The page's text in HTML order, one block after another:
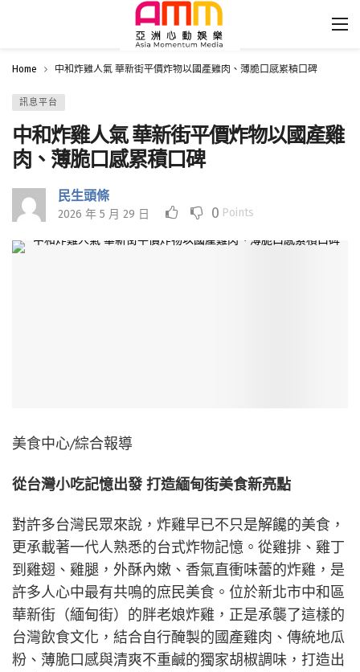
Home 中和炸雞人氣 華新街平價炸物以國產雞肉、薄脆口感累積口碑
訊息平台
中和炸雞人氣 華新街平價炸物以國產雞
肉、薄脆口感累積口碑
民生頭條
2026 年 5 月 29 日 0 Points
美食中心/綜合報導
從台灣小吃記憶出發 打造緬甸街美食新亮點
對許多台灣民眾來說，炸雞早已不只是解饞的美食，
更承載著一代人熟悉的台式炸物記憶。從雞排、雞丁
到雞翅、雞腿，外酥內嫩、香氣直衝味蕾的炸雞，是
許多人心中最有共鳴的庶民美食。位於新北市中和區
華新街（緬甸街）的胖老娘炸雞，正是承襲了這樣的
台灣飲食文化，結合自行醃製的國產雞肉、傳統地瓜
粉、薄脆口感與清爽不重鹹的獨家胡椒調味，打造出